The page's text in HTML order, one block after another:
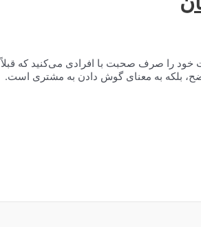
را صرف صحبت با افرادی می‌کنید که قبلاً
واضح، بلکه به معنای گوش دادن به مشتری است.